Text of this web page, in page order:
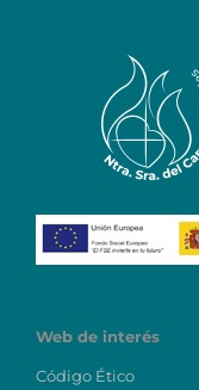
Web de interés
Código Ético